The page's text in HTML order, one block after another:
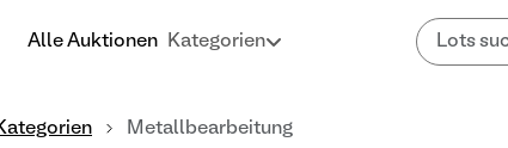
Alle Auktionen Kategorien
Metallbearbeitung